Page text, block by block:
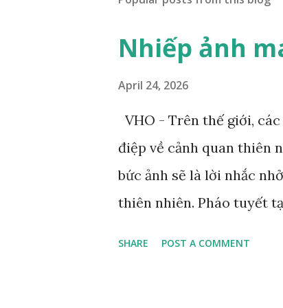
Nhiếp ảnh
April 24, 2026
VHO - Trên thế giới,
điệp về cảnh quan thiên
bức ảnh sẽ là lời nhắc
thiên nhiên. Pháo tuyết
SHARE POST A COMMENT